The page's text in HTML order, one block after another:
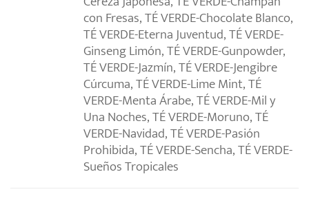
con Fresas, TÉ VERDE-Chocolate Blanco,
TÉ VERDE-Eterna Juventud, TÉ VERDE-
Ginseng Limón, TÉ VERDE-Gunpowder,
TÉ VERDE-Jazmín, TÉ VERDE-Jengibre
Cúrcuma, TÉ VERDE-Lime Mint, TÉ
VERDE-Menta Árabe, TÉ VERDE-Mil y
Una Noches, TÉ VERDE-Moruno, TÉ
VERDE-Navidad, TÉ VERDE-Pasión
Prohibida, TÉ VERDE-Sencha, TÉ VERDE-
Sueños Tropicales